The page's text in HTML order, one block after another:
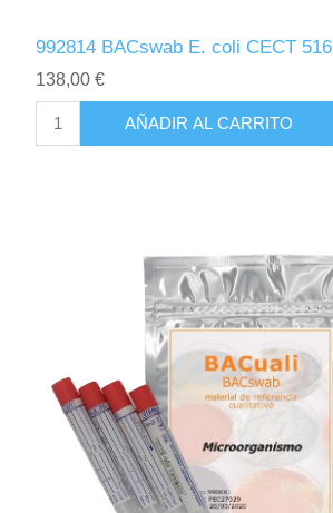
992814 BACswab E. coli CECT 516
138,00 €
AÑADIR AL CARRITO